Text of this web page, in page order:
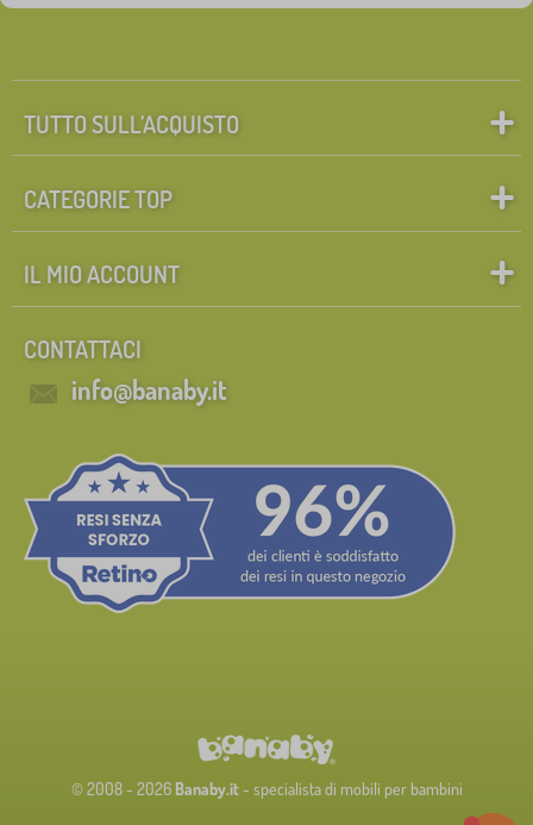
TUTTO SULL’ACQUISTO
CATEGORIE TOP
IL MIO ACCOUNT
CONTATTACI
info@banaby.it
© 2008 - 2026 Banaby.it- specialista di mobili per bambini